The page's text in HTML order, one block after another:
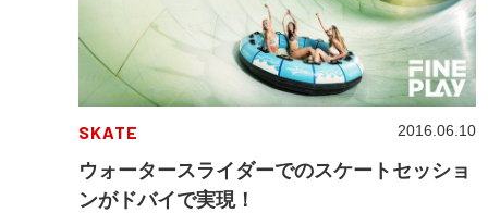
SKATE
ウォータースライダーでのスケートセッショ
ンがドバイで実現！
2016.06.10